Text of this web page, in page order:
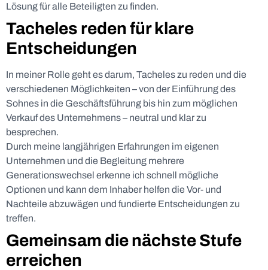
Lösung für alle Beteiligten zu finden.
Tacheles reden für klare
Entscheidungen
In meiner Rolle geht es darum, Tacheles zu reden und die
verschiedenen Möglichkeiten – von der Einführung des
Sohnes in die Geschäftsführung bis hin zum möglichen
Verkauf des Unternehmens – neutral und klar zu
besprechen.
Durch meine langjährigen Erfahrungen im eigenen
Unternehmen und die Begleitung mehrere
Generationswechsel erkenne ich schnell mögliche
Optionen und kann dem Inhaber helfen die Vor- und
Nachteile abzuwägen und fundierte Entscheidungen zu
treffen.
Gemeinsam die nächste Stufe
erreichen